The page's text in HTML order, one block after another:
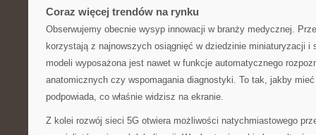
Coraz więcej trendów na rynku
Obserwujemy obecnie wysyp innowacji w branży medycznej.
korzystają z najnowszych osiągnięć w dziedzinie miniaturyzacji i
modeli wyposażona jest nawet w funkcje automatycznego
anatomicznych czy wspomagania diagnostyki. To tak, jakby
podpowiada, co właśnie widzisz na ekranie.
Z kolei rozwój sieci 5G otwiera możliwości natychmiastowego